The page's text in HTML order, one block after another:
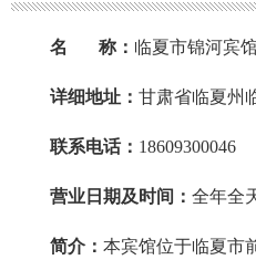
名 称： 临夏市锦河宾
详细地址： 甘肃省临夏州
联系电话： 18609300046
营业日期及时间： 全年全
简介： 本宾馆位于临夏市